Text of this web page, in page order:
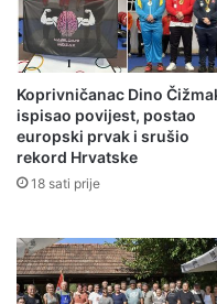
Koprivničanac Dino
ispisao povijest, postao
europski prvak i srušio
rekord Hrvatske
18 sati prije